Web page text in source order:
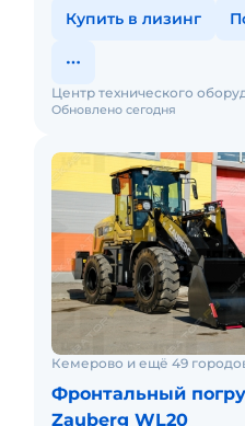
Купить в лизинг
Обновлено сегодня
Центр технического
Кемерово и ещё 49
Фронтальный
Zauberg WL20